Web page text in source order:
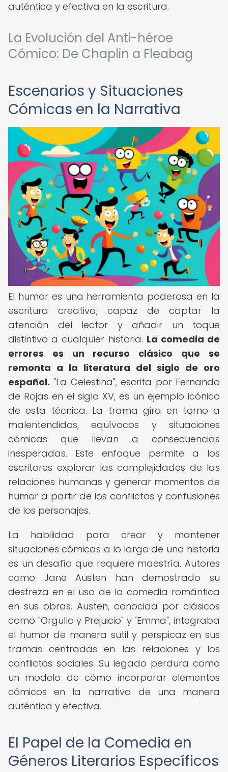
auténtica y efectiva en la escritura.
La Evolución del Anti-héroe
Cómico: De Chaplin a Fleabag
Escenarios y Situaciones
Cómicas en la Narrativa
El humor es una herramienta poderosa en la
escritura creativa, capaz de captar la
atención del lector y añadir un toque
distintivo a cualquier historia. La comedia de
errores es un recurso clásico que se
remonta a la literatura del siglo de oro
español. "La Celestina", escrita por Fernando
de Rojas en el siglo XV, es un ejemplo icónico
de esta técnica. La trama gira en torno a
malentendidos, equívocos y situaciones
cómicas que llevan a consecuencias
inesperadas. Este enfoque permite a los
escritores explorar las complejidades de las
relaciones humanas y generar momentos de
humor a partir de los conflictos y confusiones
de los personajes.
La habilidad para crear y mantener
situaciones cómicas a lo largo de una historia
es un desafío que requiere maestría. Autores
como Jane Austen han demostrado su
destreza en el uso de la comedia romántica
en sus obras. Austen, conocida por clásicos
como "Orgullo y Prejuicio" y "Emma", integraba
el humor de manera sutil y perspicaz en sus
tramas centradas en las relaciones y los
conflictos sociales. Su legado perdura como
un modelo de cómo incorporar elementos
cómicos en la narrativa de una manera
auténtica y efectiva.
El Papel de la Comedia en
Géneros Literarios Específicos